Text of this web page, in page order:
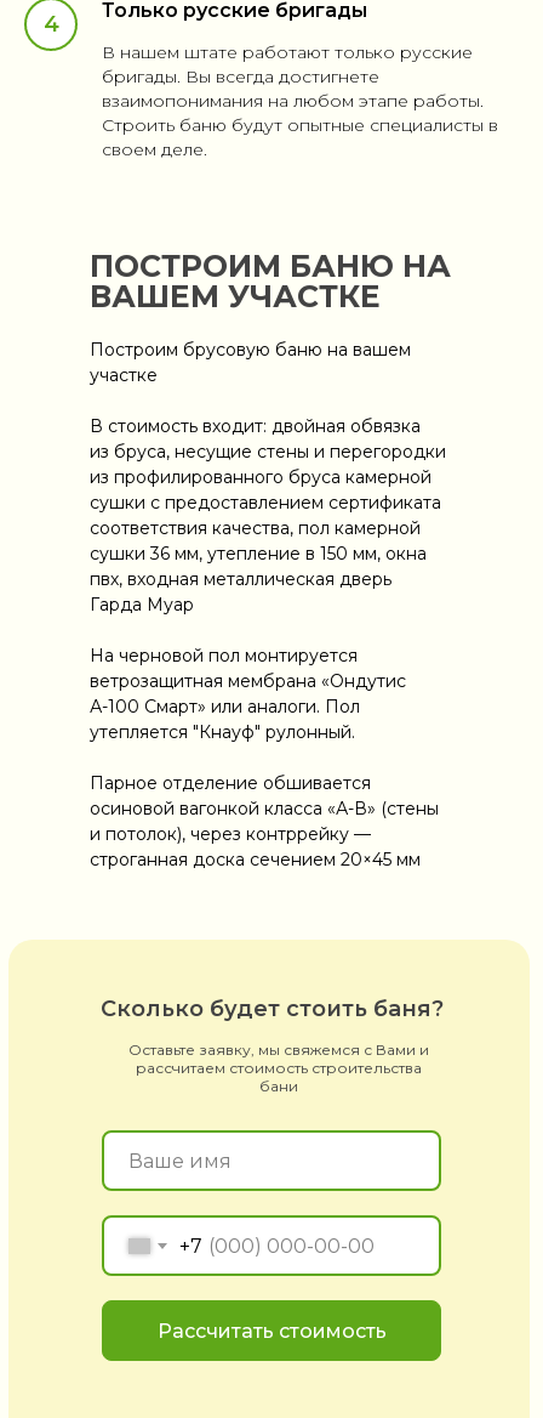
Только русские бригады
В нашем штате работают только русские
бригады. Вы всегда достигнете
взаимопонимания на любом этапе работы.
Строить баню будут опытные специалисты в
своем деле.
ПОСТРОИМ БАНЮ НА
ВАШЕМ УЧАСТКЕ
Построим брусовую баню на вашем
участке
В стоимость входит: двойная обвязка
из бруса, несущие стены и перегородки
из профилированного бруса камерной
сушки с предоставлением сертификата
соответствия качества, пол камерной
сушки 36 мм, утепление в 150 мм, окна
пвх, входная металлическая дверь
Гарда Муар
На черновой пол монтируется
ветрозащитная мембрана «Ондутис
А-100 Смарт» или аналоги. Пол
утепляется "Кнауф" рулонный.
Парное отделение обшивается
осиновой вагонкой класса «А-В» (стены
и потолок), через контррейку —
строганная доска сечением 20×45 мм
+7
Рассчитать стоимость
Сколько будет стоить баня?
Оставьте заявку, мы свяжемся с Вами и
рассчитаем стоимость строительства
бани